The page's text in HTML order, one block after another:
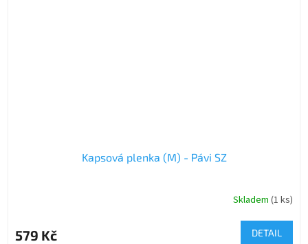
Kapsová plenka (M) - Pávi SZ
Skladem (1 ks)
579 Kč DETAIL